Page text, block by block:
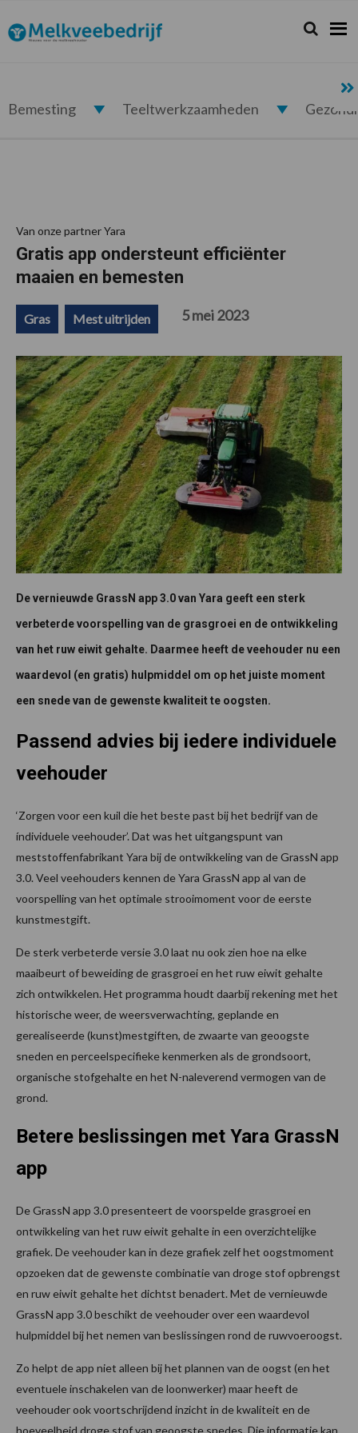
de
hoofdnavigatie
de
hoofd
de
eerste
de
voettekst
Melkveebedrijf.nl Zoeken...
Zoek
Bemesting Teeltwerkzaamheden
Van onze partner Yara
Gratis app ondersteunt efficiënter
maaien en bemesten
Gras Mest uitrijden 5 mei 2023
De vernieuwde GrassN app 3.0 van Yara geeft een sterk
verbeterde voorspelling van de grasgroei en de ontwikkeling
van het ruw eiwit gehalte. Daarmee heeft de veehouder nu een
waardevol (en gratis) hulpmiddel om op het juiste moment
een snede van de gewenste kwaliteit te oogsten.
Passend advies bij iedere individuele
veehouder
‘Zorgen voor een kuil die het beste past bij het bedrijf van de
índividuele veehouder’. Dat was het uitgangspunt van
meststoffenfabrikant Yara bij de ontwikkeling van de GrassN app
3.0. Veel veehouders kennen de Yara GrassN app al van de
voorspelling van het optimale strooimoment voor de eerste
kunstmestgift.
De sterk verbeterde versie 3.0 laat nu ook zien hoe na elke
maaibeurt of beweiding de grasgroei en het ruw eiwit gehalte
zich ontwikkelen. Het programma houdt daarbij rekening met het
historische weer, de weersverwachting, geplande en
gerealiseerde (kunst)mestgiften, de zwaarte van geoogste
sneden en perceelspecifieke kenmerken als de grondsoort,
organische stofgehalte en het N-naleverend vermogen van de
grond.
Betere beslissingen met Yara GrassN
app
De GrassN app 3.0 presenteert de voorspelde grasgroei en
ontwikkeling van het ruw eiwit gehalte in een overzichtelijke
grafiek. De veehouder kan in deze grafiek zelf het oogstmoment
opzoeken dat de gewenste combinatie van droge stof opbrengst
en ruw eiwit gehalte het dichtst benadert. Met de vernieuwde
GrassN app 3.0 beschikt de veehouder over een waardevol
hulpmiddel bij het nemen van beslissingen rond de ruwvoeroogst.
Zo helpt de app niet alleen bij het plannen van de oogst (en het
eventuele inschakelen van de loonwerker) maar heeft de
veehouder ook voortschrijdend inzicht in de kwaliteit en de